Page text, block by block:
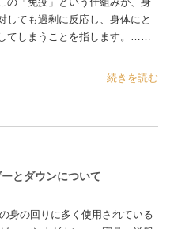
の「免疫」という仕組みが、身
しても過剰に反応し、身体にと
てしまうことを指します。……
...続きを読む
とダウンについて
身の回りに多く使用されている